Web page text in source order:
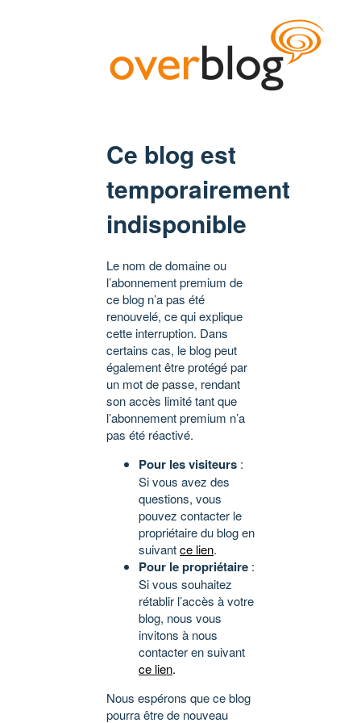
Ce blog est
temporairement
indisponible
Le nom de domaine ou
l’abonnement premium de
ce blog n’a pas été
renouvelé, ce qui explique
cette interruption. Dans
certains cas, le blog peut
également être protégé par
un mot de passe, rendant
son accès limité tant que
l’abonnement premium n’a
pas été réactivé.
Pour les visiteurs :
Si vous avez des
questions, vous
pouvez contacter le
propriétaire du blog en
suivantce lien.
Pour le propriétaire :
Si vous souhaitez
rétablir l’accès à votre
blog, nous vous
invitons à nous
contacter en suivant
ce lien.
Nous espérons que ce blog
pourra être de nouveau